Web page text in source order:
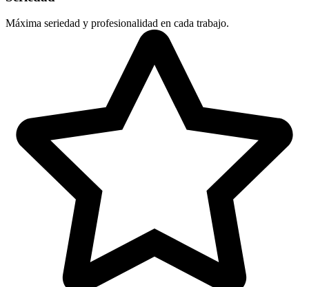
Máxima seriedad y profesionalidad en cada trabajo.